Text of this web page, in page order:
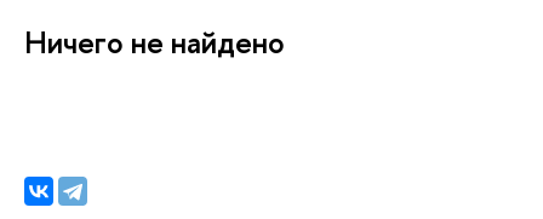
Ничего не найдено